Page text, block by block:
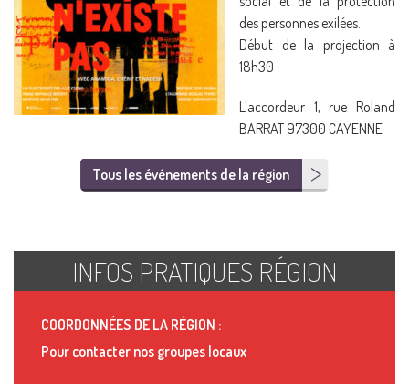
des personnes exilées.
Début de la projection à
18h30
L'accordeur 1, rue Roland
BARRAT 97300 CAYENNE
Tous les événements de la région
INFOS PRATIQUES RÉGION
COORDONNÉES DE LA RÉGION :
Pour contacter nos groupes locaux